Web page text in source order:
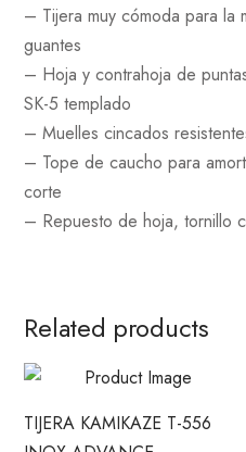
– Tijera muy cómoda para la
guantes
– Hoja y contrahoja de
SK-5 templado
– Muelles cincados
– Tope de caucho para
corte
– Repuesto de hoja, tornillo
Related products
TIJERA KAMIKAZE T-556